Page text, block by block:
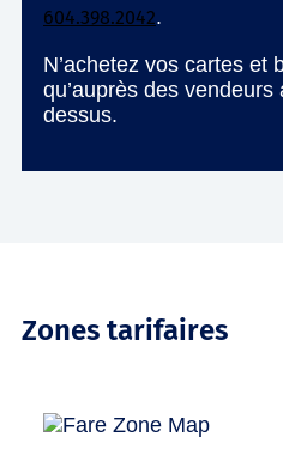
604.398.2042.
N’achetez vos cartes et
qu’auprès des
dessus.
Zones tarifaires